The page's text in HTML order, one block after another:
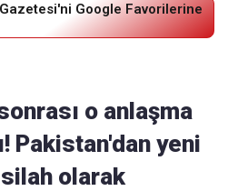
Google Favorilerine
o anlaşma
Pakistan'dan yeni
silah olarak